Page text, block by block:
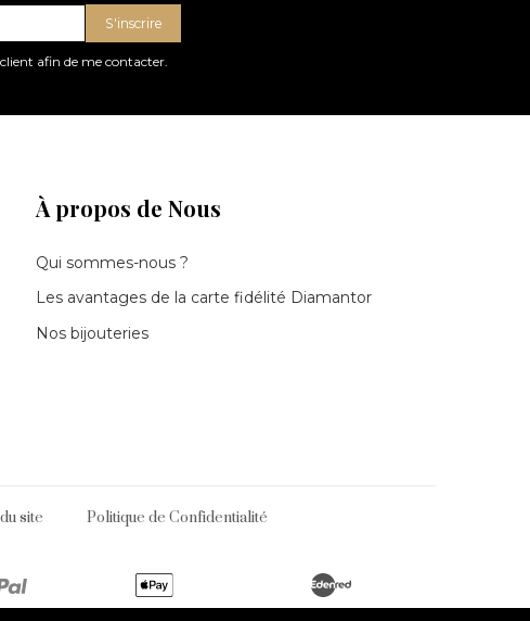
S'inscrire
afin de me contacter.
À propos de Nous
Qui sommes-nous ?
Les avantages de la carte fidélité Diamantor
Nos bijouteries
site Politique de Confidentialité